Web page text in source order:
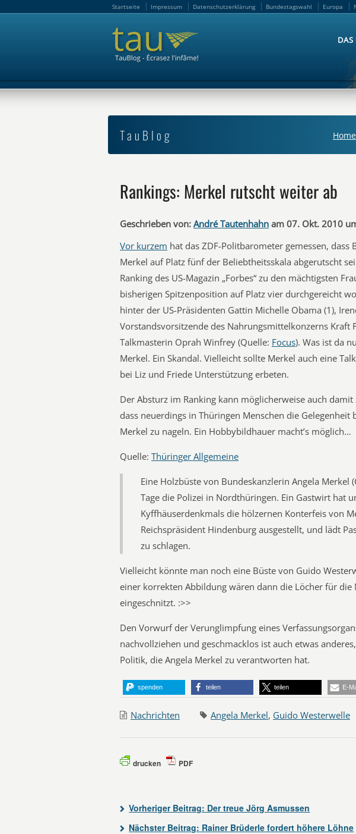
Startseite Impressum Datenschutzerklärung Bundestagswahl Europa
DAS
TauBlog Home
Rankings: Merkel rutscht weiter ab
Geschrieben von: André Tautenhahn am 07. Okt. 2010
Vor kurzem hat das ZDF-Politbarometer gemessen, dass
Merkel auf Platz fünf der Beliebtheitsskala abgerutscht
Ranking des US-Magazin „Forbes“ zu den mächtigsten
bisherigen Spitzenposition auf Platz vier durchgereicht
hinter der US-Präsidenten Gattin Michelle Obama (1),
Vorstandsvorsitzende des Nahrungsmittelkonzerns Kraft
Talkmasterin Oprah Winfrey (Quelle: Focus). Was ist da
Merkel. Ein Skandal. Vielleicht sollte Merkel auch eine
bei Liz und Friede Unterstützung erbeten.
Der Absturz im Ranking kann möglicherweise auch
dass neuerdings in Thüringen Menschen die Gelegenheit
Merkel zu nageln. Ein Hobbybildhauer macht’s möglich…
Quelle: Thüringer Allgemeine
Eine Holzbüste von Bundeskanzlerin Angela Merkel
Tage die Polizei in Nordthüringen. Ein Gastwirt hat
Kyffhäuserdenkmals die hölzernen Konterfeis von
Reichspräsident Hindenburg ausgestellt, und lädt
zu schlagen.
Vielleicht könnte man noch eine Büste von Guido
einer korrekten Abbildung wären dann die Löcher für die
eingeschnitzt. :>>
Den Vorwurf der Verunglimpfung eines
nachvollziehen und geschmacklos ist auch etwas
Politik, die Angela Merkel zu verantworten hat.
spenden teilen teilen E-
Nachrichten Angela Merkel, Guido Westerwelle
drucken PDF
Vorheriger Beitrag: Der treue Jörg Asmussen
Nächster Beitrag: Rainer Brüderle fordert höhere Löhne
Startseite Impressum Datenschutzerklärung Bundestagswahl Europa
DAS